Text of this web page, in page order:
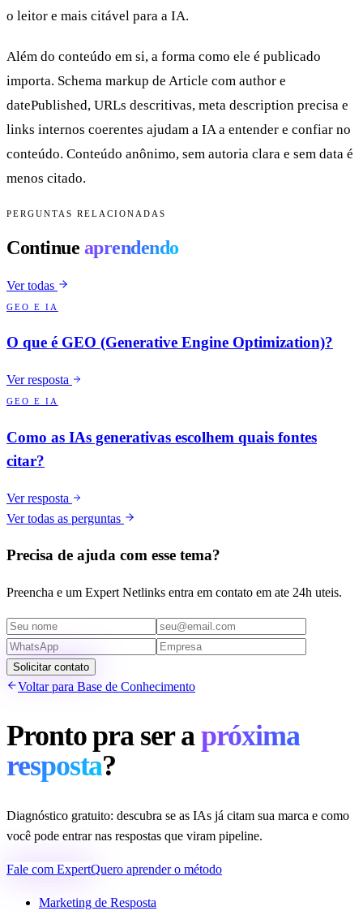
o leitor e mais citável para a IA.
Além do conteúdo em si, a forma como ele é publicado
importa. Schema markup de Article com author e
datePublished, URLs descritivas, meta description precisa e
links internos coerentes ajudam a IA a entender e confiar no
conteúdo. Conteúdo anônimo, sem autoria clara e sem data é
menos citado.
PERGUNTAS RELACIONADAS
Continue aprendendo
Ver todas
GEO E IA
O que é GEO (Generative Engine Optimization)?
Ver resposta
GEO E IA
Como as IAs generativas escolhem quais fontes
citar?
Ver resposta
Ver todas as perguntas
Precisa de ajuda com esse tema?
Preencha e um Expert Netlinks entra em contato em ate 24h uteis.
Solicitar contato
Voltar para Base de Conhecimento
Pronto pra ser a próxima
resposta?
Diagnóstico gratuito: descubra se as IAs já citam sua marca e como
você pode entrar nas respostas que viram pipeline.
Fale com ExpertQuero aprender o método
Marketing de Resposta